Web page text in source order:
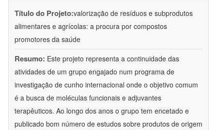
Título do Projeto:valorização de resíduos e subprodutos
alimentares e agrícolas: a procura por compostos
promotores da saúde
Resumo: Este projeto representa a continuidade das
atividades de um grupo engajado num programa de
investigação de cunho internacional onde o objetivo comum
é a busca de moléculas funcionais e adjuvantes
terapêuticos. Ao longo dos anos o grupo tem encetado e
publicado bom número de estudos sobre produtos de origem